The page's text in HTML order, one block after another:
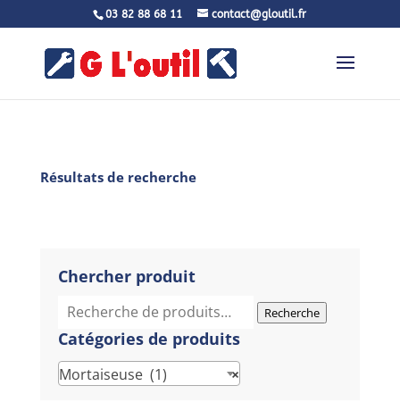
03 82 88 68 11 contact@gloutil.fr
Résultats de recherche
Chercher produit
Recherche
pour :
Recherche
Catégories de produits
×
Mortaiseuse (1)